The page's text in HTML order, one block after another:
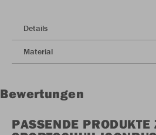
Details
Material
Bewertungen
PASSENDE PRODUKTE